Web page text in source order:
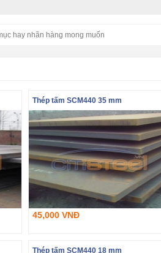
Thép tấm SCM440 35 mm
45,000 VNĐ
Thép tấm SCM440 18 mm